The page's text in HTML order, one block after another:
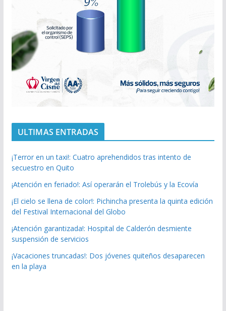
ULTIMAS ENTRADAS
¡Terror en un taxi!: Cuatro aprehendidos tras intento de
secuestro en Quito
¡Atención en feriado!: Así operarán el Trolebús y la Ecovía
¡El cielo se llena de color!: Pichincha presenta la quinta edición
del Festival Internacional del Globo
¡Atención garantizada!: Hospital de Calderón desmiente
suspensión de servicios
¡Vacaciones truncadas!: Dos jóvenes quiteños desaparecen
en la playa